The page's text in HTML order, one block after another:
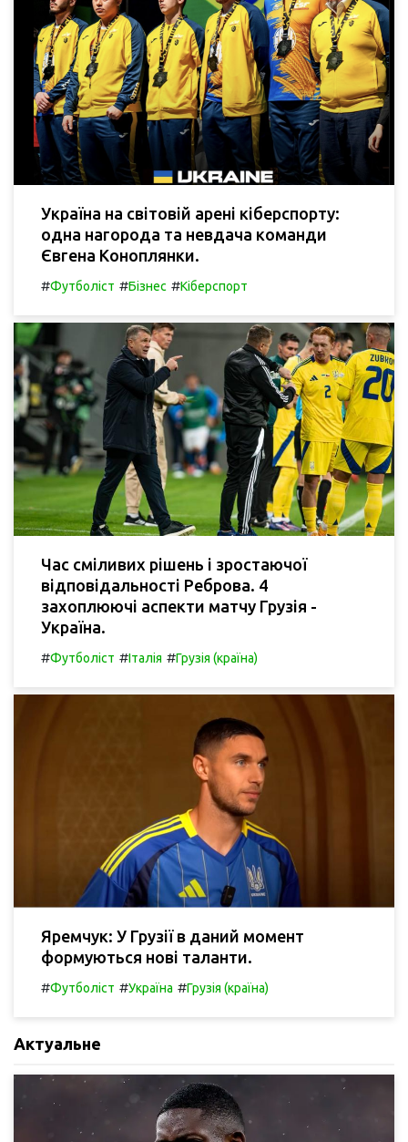
Україна на світовій арені кіберспорту:
одна нагорода та невдача команди
Євгена Коноплянки.
#Футболіст #Бізнес #Кіберспорт
Час сміливих рішень і зростаючої
відповідальності Реброва. 4
захоплюючі аспекти матчу Грузія -
Україна.
#Футболіст #Італія #Грузія (країна)
Яремчук: У Грузії в даний момент
формуються нові таланти.
#Футболіст #Україна #Грузія (країна)
Актуальне